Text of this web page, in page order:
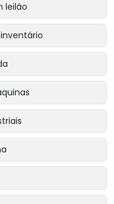
leilão